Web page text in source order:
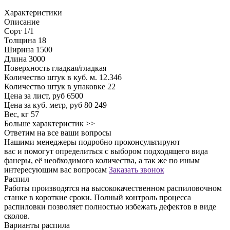
Характеристики
Описание
Сорт 1/1
Толщина 18
Ширина 1500
Длина 3000
Поверхность гладкая/гладкая
Количество штук в куб. м. 12.346
Количество штук в упаковке 22
Цена за лист, руб 6500
Цена за куб. метр, руб 80 249
Вес, кг 57
Больше характеристик >>
Ответим на все ваши вопросы
Нашими менеджеры подробно проконсультируют
вас и помогут определиться с выбором подходящего вида
фанеры, её необходимого количества, а так же по иным
интересующим вас вопросам Заказать звонок
Распил
Работы производятся на высококачественном распиловочном
станке в короткие сроки. Полный контроль процесса
распиловки позволяет полностью избежать дефектов в виде
сколов.
Варианты распила